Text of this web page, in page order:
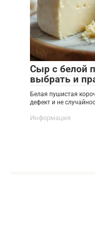
Сыр с белой
выбрать и
Белая пушистая
дефект и не
Информация